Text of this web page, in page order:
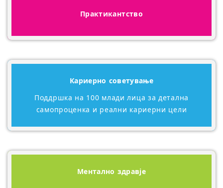
Практикантство
Кариерно советување
Поддршка на 100 млади лица за детална
самопроценка и реални кариерни цели
Ментално здравје